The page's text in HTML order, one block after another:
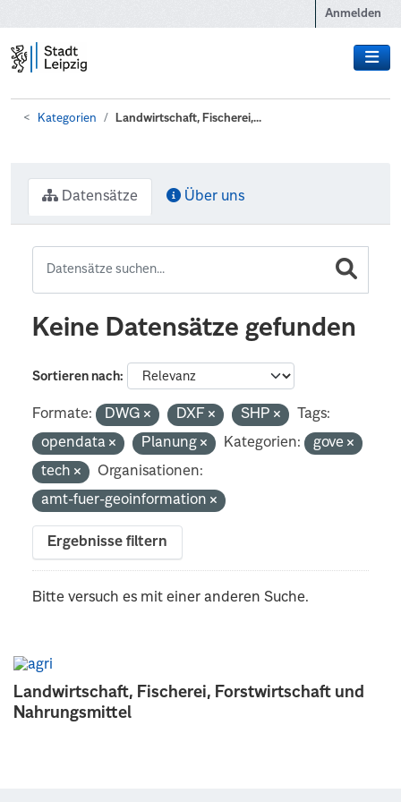
Anmelden
Kategorien Landwirtschaft, Fischerei,...
Landwirtschaft, Fischerei, Forstwirtschaft und
Nahrungsmittel
Datensätze Über uns
Keine Datensätze gefunden
Sortieren nach
Formate: DWG DXF SHP
Tags:
opendata
Planung Kategorien:
gove
tech
Organisationen:
amt-fuer-geoinformation
Ergebnisse filtern
Bitte versuch es mit einer anderen Suche.